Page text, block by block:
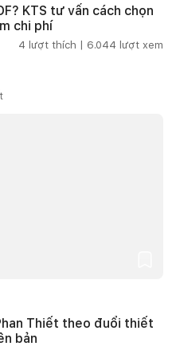
KTS tư vấn cách chọn
chi phí
4 lượt thích | 6.044 lượt xem
Thiết theo đuổi thiết
bản